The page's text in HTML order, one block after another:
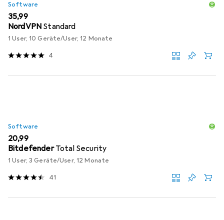
Software
EUR
35,99
NordVPN Standard
1 User, 10 Geräte/User, 12 Monate
4
Software
EUR
20,99
Bitdefender Total Security
1 User, 3 Geräte/User, 12 Monate
41